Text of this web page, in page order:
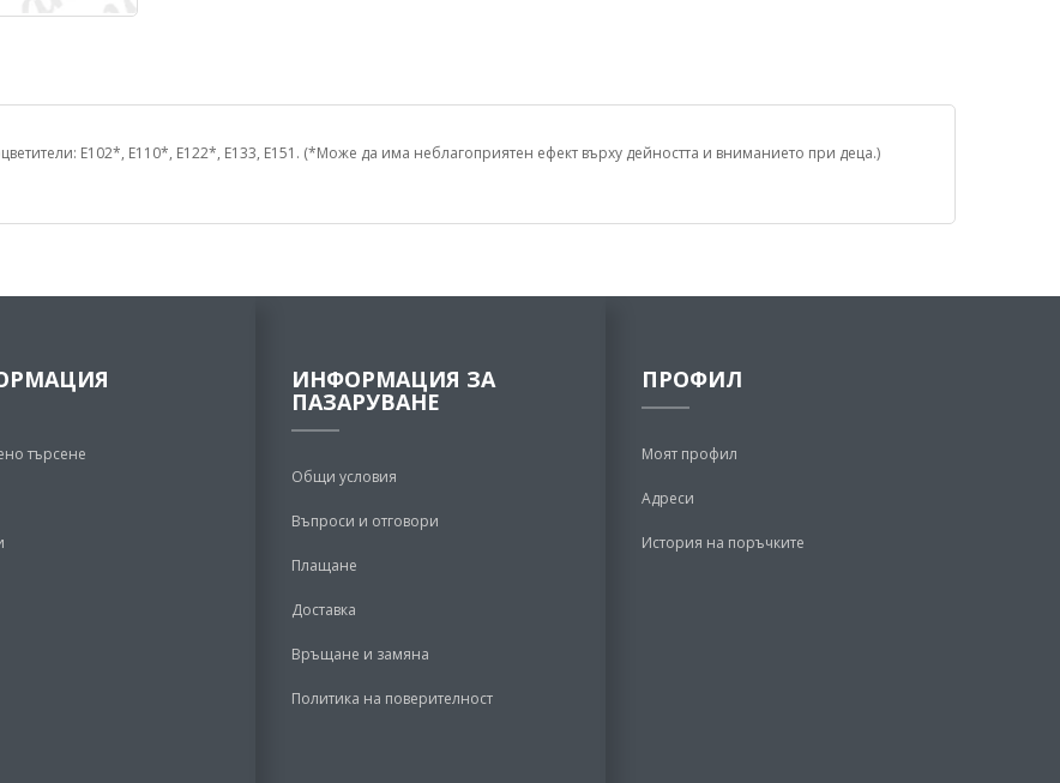
E102*, E110*, E122*, E133, E151. (*Може да има неблагоприятен ефект върху дейността и вниманието при деца.)
търсене
ИНФОРМАЦИЯ ЗА
ПАЗАРУВАНЕ
Общи условия
Въпроси и отговори
Плащане
Доставка
Връщане и замяна
Политика на поверителност
ПРОФИЛ
Моят профил
Адреси
История на поръчките